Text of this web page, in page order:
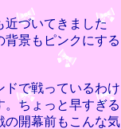
近づいてきました
背景もピンクにする
ドで戦っているわけ
。ちょっと早すぎる
の開幕前もこんな気